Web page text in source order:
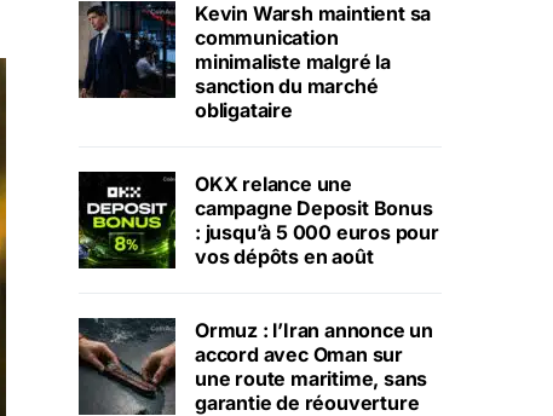
Kevin Warsh maintient sa
communication
minimaliste malgré la
sanction du marché
obligataire
OKX relance une
campagne Deposit Bonus
: jusqu’à 5 000 euros pour
vos dépôts en août
Ormuz : l’Iran annonce un
accord avec Oman sur
une route maritime, sans
garantie de réouverture